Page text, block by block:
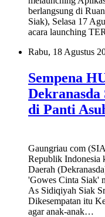
berlangsung di
Siak), Selasa 17
acara launching
Rabu, 18 Agustus
Sempena
di Panti
Gaungriau com
Republik Indonesia
Daerah
'Gowes Cinta Siak'
As Sidiqiyah Siak
Dikesempatan itu
agar anak-anak…